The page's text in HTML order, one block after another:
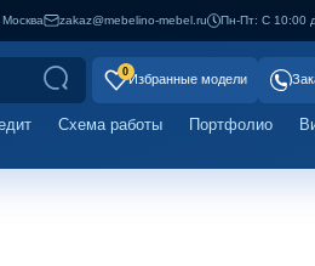
Москва zakaz@mebelino-mebel.ru Пн-Пт: С 10:00
0
Избранные модели
Схема работы Портфолио